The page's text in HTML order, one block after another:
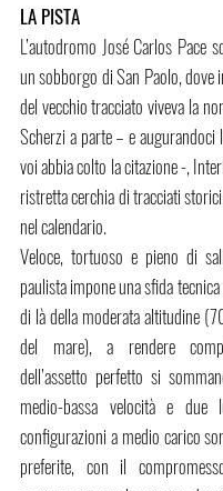
LA PISTA
L’autodromo José Carlos Pace
un sobborgo di San Paolo, dove
del vecchio tracciato viveva la
Scherzi a parte – e
voi abbia colto la citazione -,
ristretta cerchia di tracciati
nel calendario.
Veloce, tortuoso e pieno di
paulista impone una sfida
di là della moderata altitudine
del mare), a rendere
dell’assetto perfetto si
medio-bassa velocità e due
configurazioni a medio carico
preferite, con il